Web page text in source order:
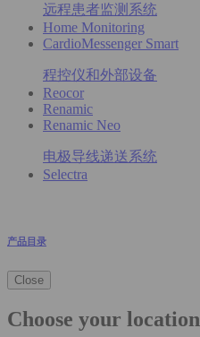
远程患者监测系统
Home Monitoring
CardioMessenger Smart
程控仪和外部设备
Reocor
Renamic
Renamic Neo
电极导线递送系统
Selectra
产品目录
Close
Choose your location